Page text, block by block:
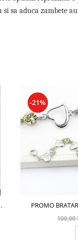
sa aduca zambete
-21%
PROMO